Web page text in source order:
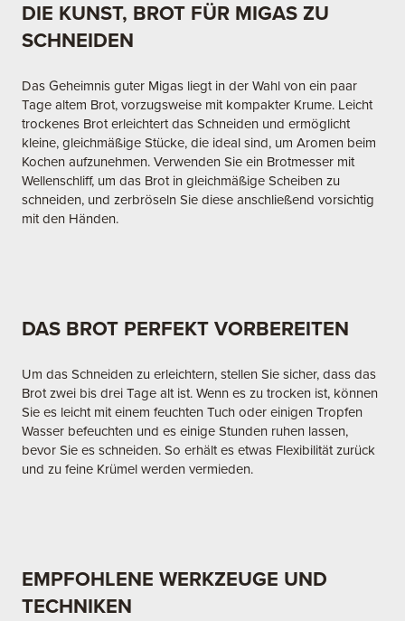
DIE KUNST, BROT FÜR MIGAS ZU
SCHNEIDEN
Das Geheimnis guter Migas liegt in der Wahl von ein paar
Tage altem Brot, vorzugsweise mit kompakter Krume. Leicht
trockenes Brot erleichtert das Schneiden und ermöglicht
kleine, gleichmäßige Stücke, die ideal sind, um Aromen beim
Kochen aufzunehmen. Verwenden Sie ein Brotmesser mit
Wellenschliff, um das Brot in gleichmäßige Scheiben zu
schneiden, und zerbröseln Sie diese anschließend vorsichtig
mit den Händen.
DAS BROT PERFEKT VORBEREITEN
Um das Schneiden zu erleichtern, stellen Sie sicher, dass das
Brot zwei bis drei Tage alt ist. Wenn es zu trocken ist, können
Sie es leicht mit einem feuchten Tuch oder einigen Tropfen
Wasser befeuchten und es einige Stunden ruhen lassen,
bevor Sie es schneiden. So erhält es etwas Flexibilität zurück
und zu feine Krümel werden vermieden.
EMPFOHLENE WERKZEUGE UND
TECHNIKEN